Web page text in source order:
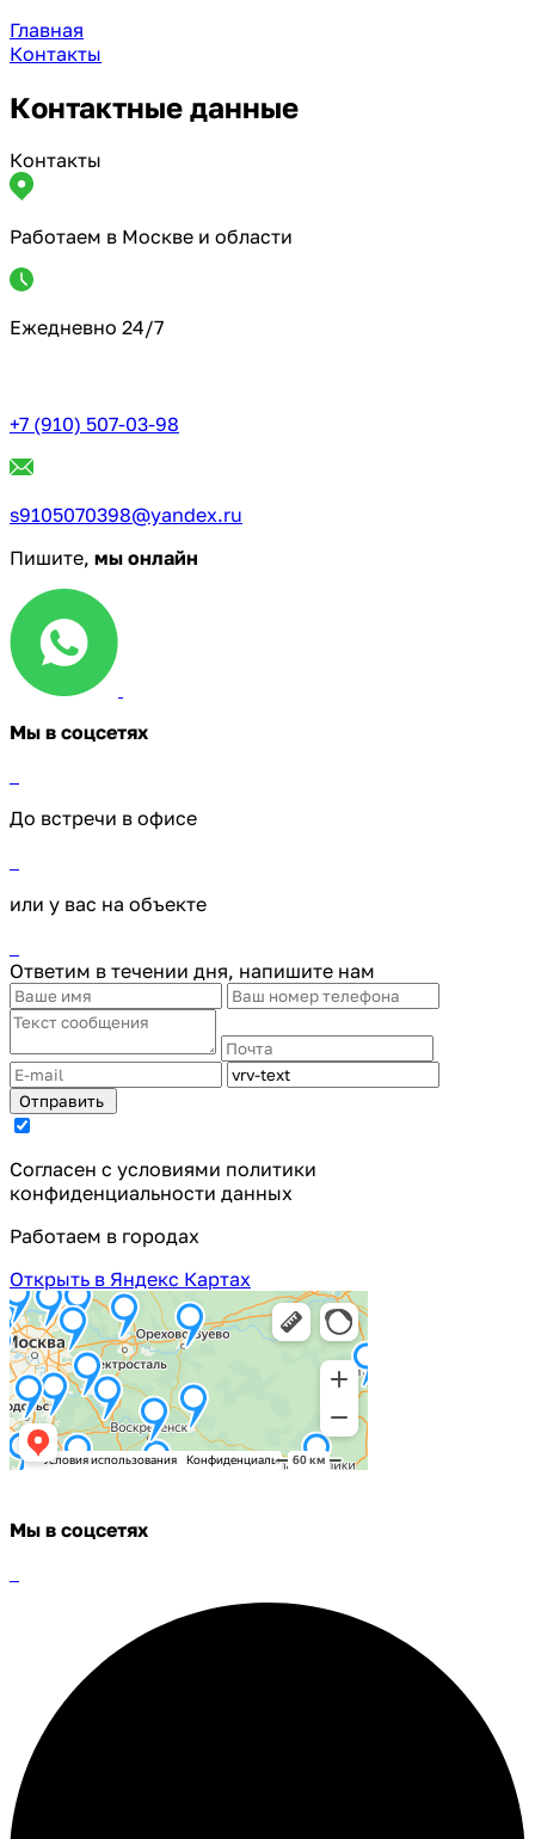
Главная
Контакты
Контактные данные
Контакты
Работаем в Москве и области
Ежедневно 24/7
+7 (910) 507-03-98
s9105070398@yandex.ru
Пишите, мы онлайн
Мы в соцсетях
До встречи в офисе
или у вас на объекте
Ответим в течении дня, напишите нам
Отправить
Cогласен с условиями политики
конфиденциальности данных
Работаем в городах
Открыть в Яндекс Картах
Мы в соцсетях